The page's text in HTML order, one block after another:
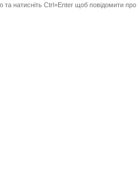
натисніть Ctrl+Enter щоб повідомити про